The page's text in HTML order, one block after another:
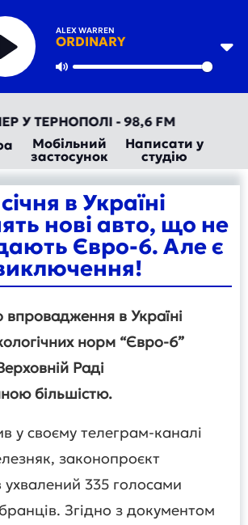
ALEX WARREN
ORDINARY
У ТЕРНОПОЛІ - 98,6 FM
Мобільний
застосунок
Написати у
студію
в Україні
нові авто, що не
Євро-6. Але є
в Україні
норм “Євро-6”
Раді
більшістю.
у своєму телеграм-каналі
законопроєкт
335 голосами
Згідно з документом